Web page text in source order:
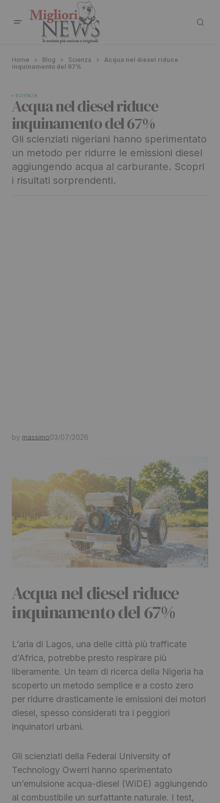
Home Blog Scienza
Acqua nel diesel riduce
inquinamento del 67%
SCIENZA
Acqua nel diesel riduce
inquinamento del 67%
Gli scienziati nigeriani hanno sperimentato
un metodo per ridurre le emissioni diesel
aggiungendo acqua al carburante. Scopri
i risultati sorprendenti.
by massimo03/07/2026
Acqua nel diesel riduce
inquinamento del 67%
L’aria di Lagos, una delle città più trafficate
d’Africa, potrebbe presto respirare più
liberamente. Un team di ricerca della Nigeria ha
scoperto un metodo semplice e a costo zero
per ridurre drasticamente le emissioni dei motori
diesel, spesso considerati tra i peggiori
inquinatori urbani.
Gli scienziati della Federal University of
Technology Owerri hanno sperimentato
un’emulsione acqua-diesel (WiDE) aggiungendo
al combustibile un surfattante naturale. I test,